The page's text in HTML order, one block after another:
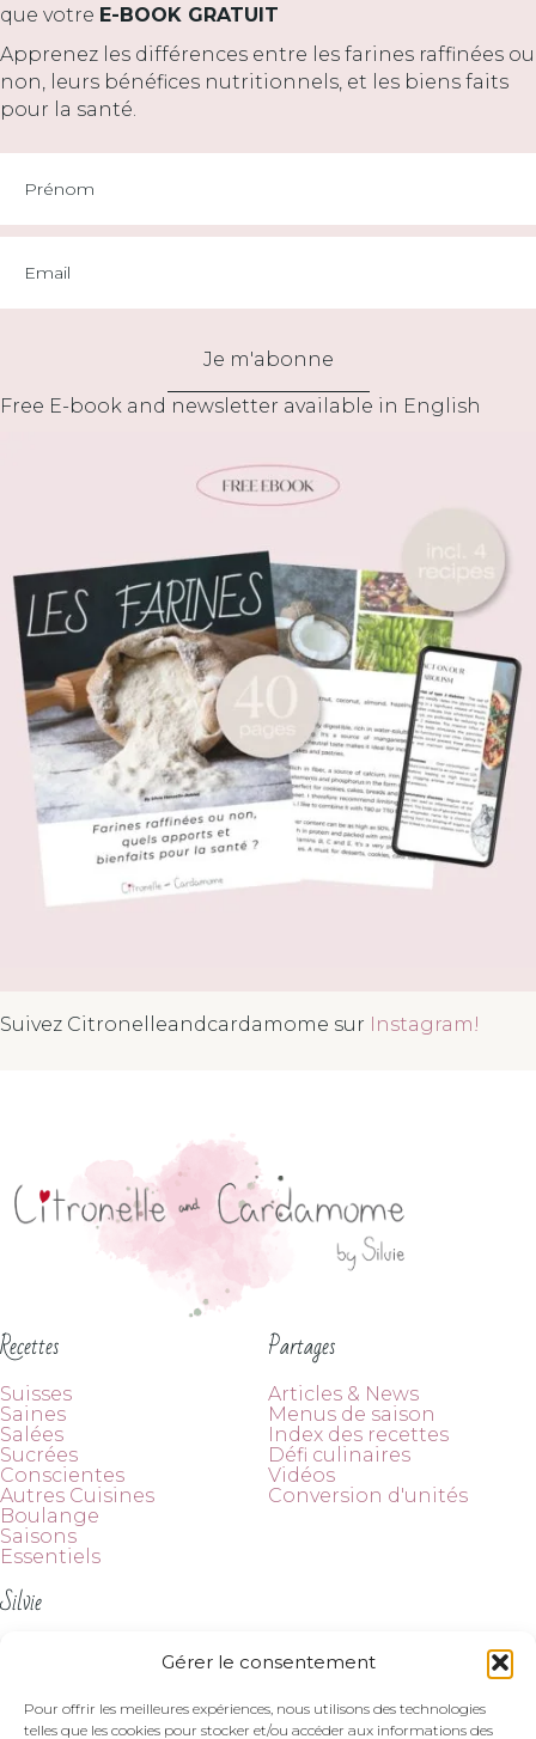
Gérer le consentement
Pour offrir les meilleures expériences, nous utilisons des technologies
telles que les cookies pour stocker et/ou accéder aux informations des
que votre E-BOOK GRATUIT
Apprenez les différences entre les farines raffinées ou
non, leurs bénéfices nutritionnels, et les biens faits
pour la santé.
Je m'abonne
Free E-book and newsletter available in English
Suivez Citronelleandcardamome sur Instagram!
Recettes
Suisses
Saines
Salées
Sucrées
Conscientes
Autres Cuisines
Boulange
Saisons
Essentiels
Partages
Articles & News
Menus de saison
Index des recettes
Défi culinaires
Vidéos
Conversion d'unités
Silvie
Suivez-moi